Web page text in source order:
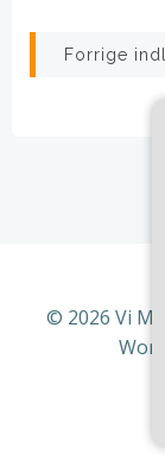
Forrige
© 2026 Vi